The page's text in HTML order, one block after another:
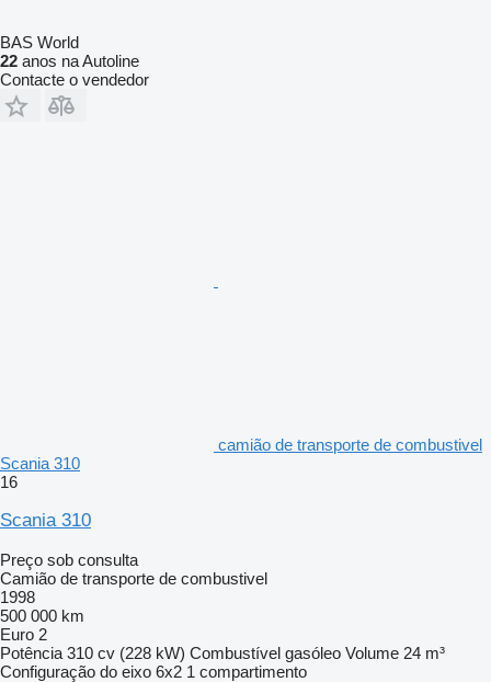
BAS World
22 anos na Autoline
Contacte o vendedor
camião de transporte de combustivel
Scania 310
16
Scania 310
Preço sob consulta
Camião de transporte de combustivel
1998
500 000 km
Euro 2
Potência 310 cv (228 kW) Combustível gasóleo Volume 24 m³
Configuração do eixo 6x2 1 compartimento